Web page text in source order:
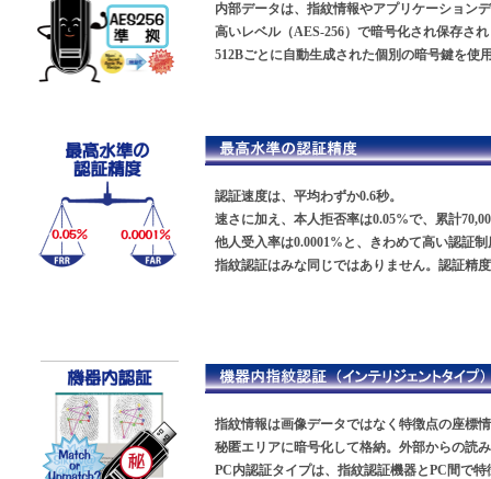
指紋情報は画像データではなく特徴点の座標
秘匿エリアに暗号化して格納。外部からの読
PC内認証タイプは、指紋認証機器とPC間で
認証速度は、平均わずか0.6秒。
速さに加え、本人拒否率は0.05%で、累計
他人受入率は0.0001%と、きわめて高い認証
指紋認証はみな同じではありません。認証精
内部データは、指紋情報やアプリケーション
高いレベル（AES-256）で暗号化され保存さ
512Bごとに自動生成された個別の暗号鍵を使